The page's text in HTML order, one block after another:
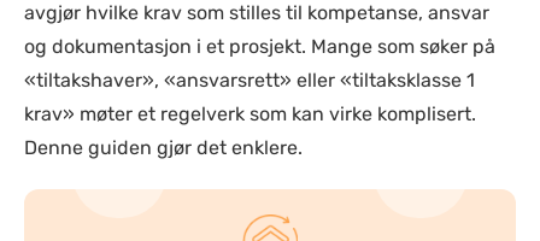
avgjør hvilke krav som stilles til kompetanse, ansvar
og dokumentasjon i et prosjekt. Mange som søker på
«tiltakshaver», «ansvarsrett» eller «tiltaksklasse 1
krav» møter et regelverk som kan virke komplisert.
Denne guiden gjør det enklere.